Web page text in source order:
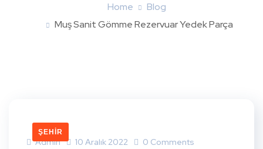
Home
Blog
Muş Sanit Gömme Rezervuar Yedek Parça
ŞEHIR
Admin 10 Aralık 2022 0 Comments